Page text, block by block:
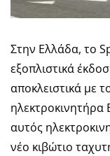
Στην Ελλάδα, το
εξοπλιστικά
αποκλειστικά με
ηλεκτροκινητήρα
αυτός
νέο κιβώτιο